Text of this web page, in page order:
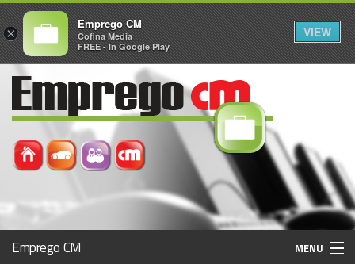
Emprego CM MENU
×
Emprego CM
Cofina Media
FREE - In Google Play
VIEW